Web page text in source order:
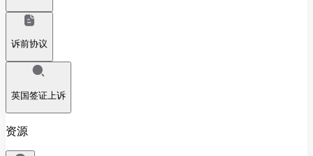
诉前协议
英国签证上诉
资源